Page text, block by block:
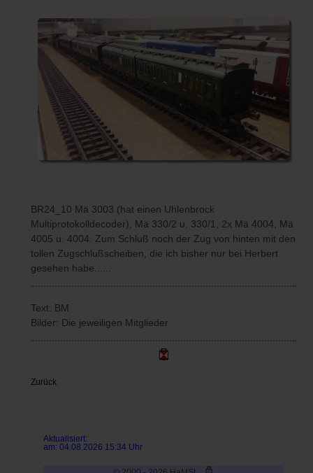
BR24_10 Mä 3003 (hat einen Uhlenbrock
Multiprotokolldecoder), Mä 330/2 u. 330/1, 2x Mä 4004, Mä
4005 u. 4004. Zum Schluß noch der Zug von hinten mit den
tollen Zugschlußscheiben, die ich bisher nur bei Herbert
gesehen habe......
Text: BM
Bilder: Die jeweiligen Mitglieder
Zurück
Aktualisiert:
am: 04.08.2026 15:34 Uhr